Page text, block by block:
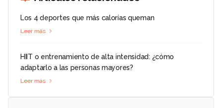
Los 4 deportes que más calorías queman
Leer más
HIIT o entrenamiento de alta intensidad: ¿cómo
adaptarlo a las personas mayores?
Leer más